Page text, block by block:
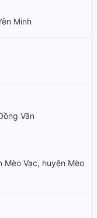
Minh
Văn
Mèo Vạc, huyện Mèo